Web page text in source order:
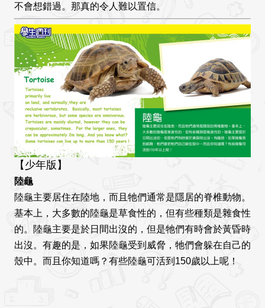
不會想錯過。那真的令人難以置信。
【少年版】
陸龜
陸龜主要居住在陸地，而且牠們通常是隱居的脊椎動物。
基本上，大多數的陸龜是草食性的，但有些種類是雜食性
的。陸龜主要是於日間出沒的，但是牠們有時會於黃昏時
出沒。有趣的是，如果陸龜受到威脅，牠們會躲在自己的
殼中。而且你知道嗎？有些陸龜可活到150歲以上呢！